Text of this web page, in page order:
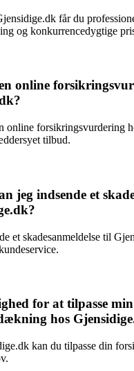
får du
og konkurrencedygtige
online
online forsikringsvurdering
tilbud.
jeg indsende et
et skadesanmeldelse til
for at tilpasse min
hos
kan du tilpasse din